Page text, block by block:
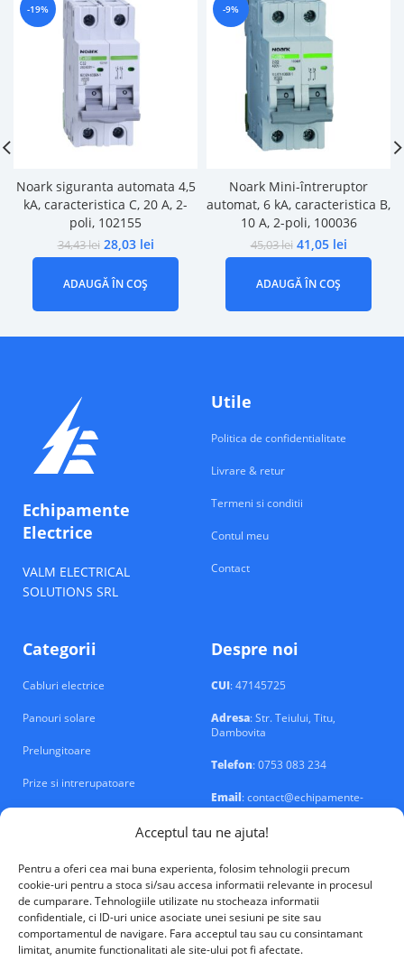
Acceptul tau ne ajuta!
Pentru a oferi cea mai buna experienta, folosim tehnologii precum
cookie-uri pentru a stoca si/sau accesa informatii relevante in procesul
de cumparare. Tehnologiile utilizate nu stocheaza informatii
confidentiale, ci ID-uri unice asociate unei sesiuni pe site sau
comportamentul de navigare. Fara acceptul tau sau cu consintamant
limitat, anumite functionalitati ale site-ului pot fi afectate.
-19%
Noark siguranta automata 4,5
kA, caracteristica C, 20 A, 2-
poli, 102155
34,43lei 28,03 lei
ADAUGĂ ÎN COȘ
-9%
Noark Mini-întreruptor
automat, 6 kA, caracteristica B,
10 A, 2-poli, 100036
45,03lei 41,05 lei
ADAUGĂ ÎN COȘ
Echipamente
Electrice
VALM ELECTRICAL
SOLUTIONS SRL
Utile
Politica de confidentialitate
Livrare & retur
Termeni si conditii
Contul meu
Contact
Categorii
Cabluri electrice
Panouri solare
Prelungitoare
Prize si intrerupatoare
Despre noi
CUI: 47145725
Adresa: Str. Teiului, Titu,
Dambovita
Telefon: 0753 083 234
Email: contact@echipamente-
electrice.ro
VALM Electrical Solutions © 2026